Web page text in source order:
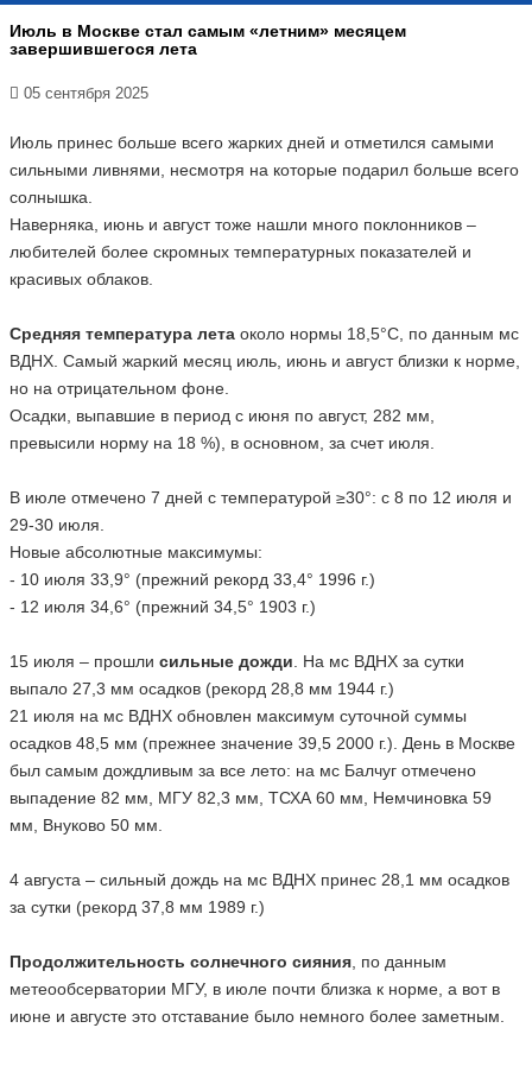
Июль в Москве стал самым «летним» месяцем
завершившегося лета
05 сентября 2025
Июль принес больше всего жарких дней и отметился самыми
сильными ливнями, несмотря на которые подарил больше всего
солнышка.
Наверняка, июнь и август тоже нашли много поклонников –
любителей более скромных температурных показателей и
красивых облаков.
Средняя температура летаоколо нормы 18,5°С, по данным мс
ВДНХ. Самый жаркий месяц июль, июнь и август близки к норме,
но на отрицательном фоне.
Осадки, выпавшие в период с июня по август, 282 мм,
превысили норму на 18 %), в основном, за счет июля.
В июле отмечено 7 дней с температурой ≥30°: с 8 по 12 июля и
29-30 июля.
Новые абсолютные максимумы:
- 10 июля 33,9° (прежний рекорд 33,4° 1996 г.)
- 12 июля 34,6° (прежний 34,5° 1903 г.)
15 июля – прошли сильные дожди . На мс ВДНХ за сутки
выпало 27,3 мм осадков (рекорд 28,8 мм 1944 г.)
21 июля на мс ВДНХ обновлен максимум суточной суммы
осадков 48,5 мм (прежнее значение 39,5 2000 г.). День в Москве
был самым дождливым за все лето: на мс Балчуг отмечено
выпадение 82 мм, МГУ 82,3 мм, ТСХА 60 мм, Немчиновка 59
мм, Внуково 50 мм.
4 августа – сильный дождь на мс ВДНХ принес 28,1 мм осадков
за сутки (рекорд 37,8 мм 1989 г.)
Продолжительность солнечного сияния, по данным
метеообсерватории МГУ, в июле почти близка к норме, а вот в
июне и августе это отставание было немного более заметным.